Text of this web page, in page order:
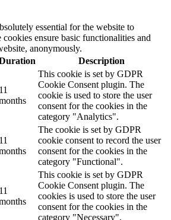
essential for the website to
ensure basic functionalities and
anonymously.
Description
11
This cookie is set by GDPR
Cookie Consent plugin. The
cookie is used to store the user
consent for the cookies in the
category "Analytics".
11
The cookie is set by GDPR
cookie consent to record the user
consent for the cookies in the
category "Functional".
11
This cookie is set by GDPR
Cookie Consent plugin. The
cookies is used to store the user
consent for the cookies in the
category "Necessary".